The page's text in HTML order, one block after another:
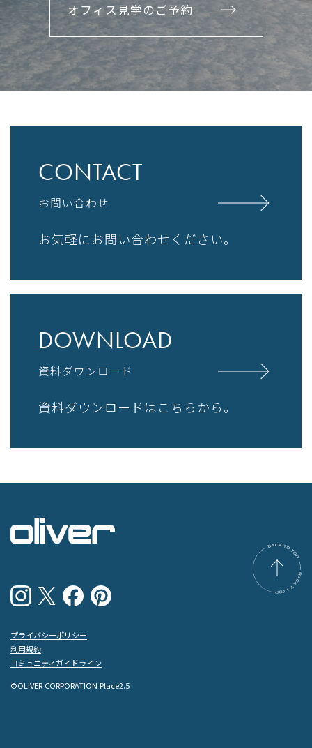
オフィス見学のご予約
CONTACT
お問い合わせ
お気軽にお問い合わせください。
DOWNLOAD
資料ダウンロード
資料ダウンロードはこちらから。
プライバシーポリシー
利用規約
コミュニティガイドライン
©OLIVER CORPORATION Place2.5